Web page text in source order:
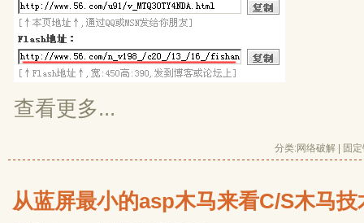
查看更多...
分类:网络破解 固
从蓝屏最小的asp木马来看C/S木马技